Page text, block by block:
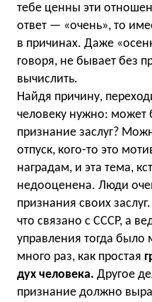
тебе ценны эти
ответ — «очень», то
в причинах. Даже
говоря, не бывает без
вычислить.
Найдя причину,
человеку нужно: может
признание заслуг?
отпуск, кого-то это
наградам, и эта тема,
недооценена. Люди
признания своих
что связано с СССР, а
управления тогда было
много раз, как простая
дух человека. Другое
признание должно